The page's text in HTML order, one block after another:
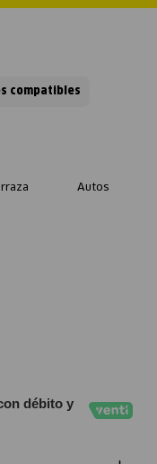
compatibles
Autos
débito y